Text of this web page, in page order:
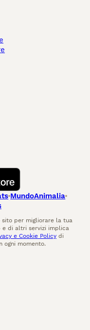
MundoAnimalia
sito per migliorare la tua
e di altri servizi implica
e Cookie Policy di
ogni momento.